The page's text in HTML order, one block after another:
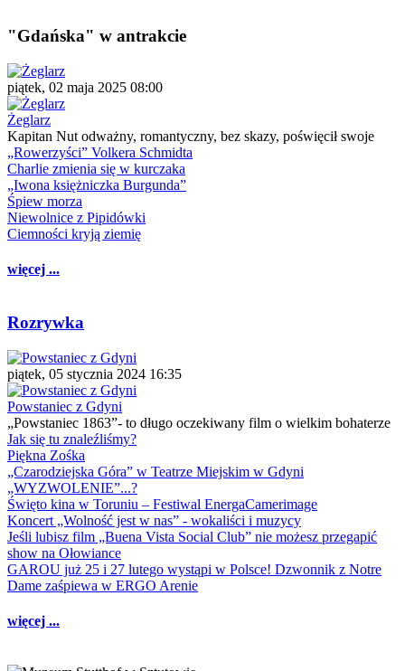
"Gdańska" w antrakcie
piątek, 02 maja 2025 08:00
Żeglarz
Kapitan Nut odważny, romantyczny, bez skazy, poświęcił swoje
„Rowerzyści” Volkera Schmidta
Charlie zmienia się w kurczaka
„Iwona księżniczka Burgunda”
Śpiew morza
Niewolnice z Pipidówki
Ciemności kryją ziemię
więcej ...
Rozrywka
piątek, 05 stycznia 2024 16:35
Powstaniec z Gdyni
„Powstaniec 1863”- to długo oczekiwany film o wielkim bohaterze
Jak się tu znaleźliśmy?
Piękna Zośka
„Czarodziejska Góra” w Teatrze Miejskim w Gdyni
„WYZWOLENIE”...?
Święto kina w Toruniu – Festiwal EnergaCamerimage
Koncert „Wolność jest w nas” - wokaliści i muzycy
Jeśli lubisz film „Buena Vista Social Club” nie możesz przegapić
show na Ołowiance
GAROU już 25 i 27 lutego wystąpi w Polsce! Dzwonnik z Notre
Dame zaśpiewa w ERGO Arenie
więcej ...